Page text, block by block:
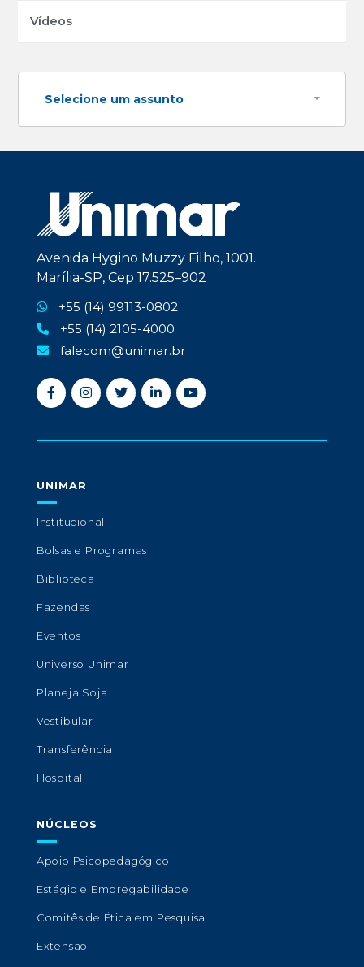
Vídeos
Selecione um assunto
Avenida Hygino Muzzy Filho, 1001.
Marília-SP, Cep 17.525–902
+55 (14) 99113-0802
+55 (14) 2105-4000
falecom@unimar.br
UNIMAR
Institucional
Bolsas e Programas
Biblioteca
Fazendas
Eventos
Universo Unimar
Planeja Soja
Vestibular
Transferência
Hospital
NÚCLEOS
Apoio Psicopedagógico
Estágio e Empregabilidade
Comitês de Ética em Pesquisa
Extensão